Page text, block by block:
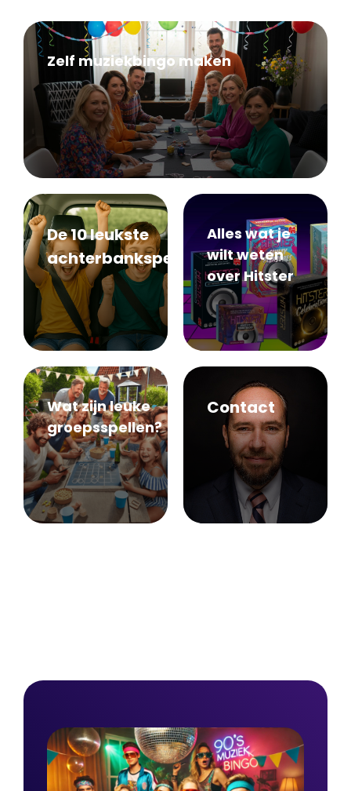
Zelf muziekbingo maken
De 10 leukste
achterbankspelletjes
Alles wat je
wilt weten
over Hitster
Wat zijn leuke
groepsspellen?
Contact